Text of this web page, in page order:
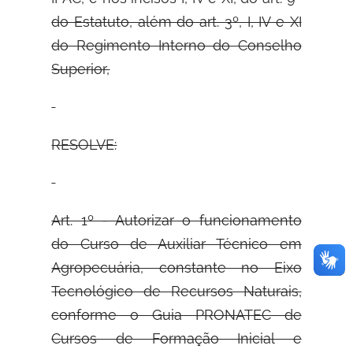
do Estatuto, além do art. 3º, I, IV e XI
do Regimento Interno do Conselho
Superior,
RESOLVE:
Art. 1º - Autorizar o funcionamento
do Curso de Auxiliar Técnico em
Agropecuária, constante no Eixo
Tecnológico de Recursos Naturais,
conforme o Guia PRONATEC de
Cursos de Formação Inicial e